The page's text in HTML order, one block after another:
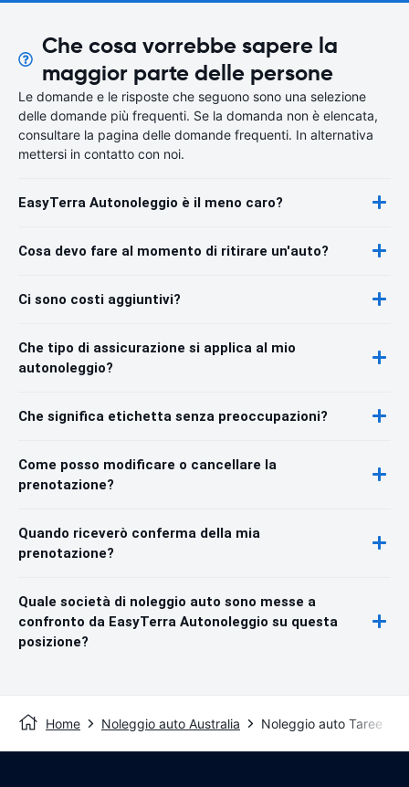
Che cosa vorrebbe sapere la
maggior parte delle persone
Le domande e le risposte che seguono sono una selezione
delle domande più frequenti. Se la domanda non è elencata,
consultare la pagina delle domande frequenti. In alternativa
mettersi in contatto con noi.
EasyTerra Autonoleggio è il meno caro?
Cosa devo fare al momento di ritirare un'auto?
Ci sono costi aggiuntivi?
Che tipo di assicurazione si applica al mio
autonoleggio?
Che significa etichetta senza preoccupazioni?
Come posso modificare o cancellare la
prenotazione?
Quando riceverò conferma della mia
prenotazione?
Quale società di noleggio auto sono messe a
confronto da EasyTerra Autonoleggio su questa
posizione?
Home Noleggio auto Australia Noleggio auto Taree